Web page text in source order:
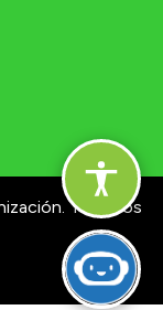
Términos